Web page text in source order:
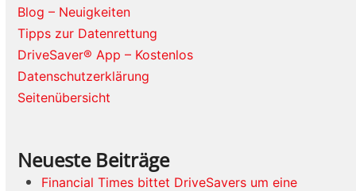
Blog – Neuigkeiten
Tipps zur Datenrettung
DriveSaver® App – Kostenlos
Datenschutzerklärung
Seitenübersicht
Neueste Beiträge
Financial Times bittet DriveSavers um eine